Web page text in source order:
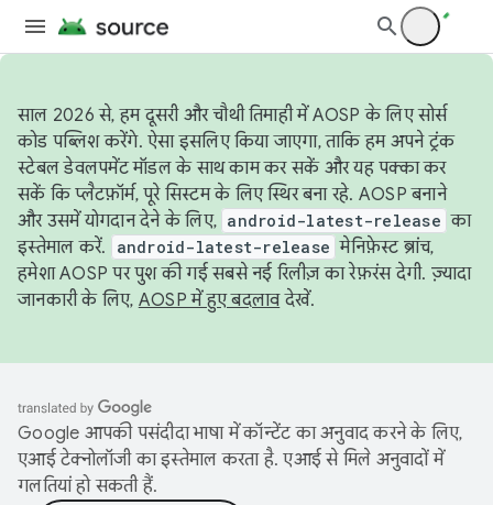
साल 2026 से, हम दूसरी और चौथी तिमाही में AOSP के लिए सोर्स
कोड पब्लिश करेंगे. ऐसा इसलिए किया जाएगा, ताकि हम अपने ट्रंक
स्टेबल डेवलपमेंट मॉडल के साथ काम कर सकें और यह पक्का कर
सकें कि प्लैटफ़ॉर्म, पूरे सिस्टम के लिए स्थिर बना रहे. AOSP बनाने
और उसमें योगदान देने के लिए, android-latest-release का
इस्तेमाल करें.
android-latest-release मेनिफ़ेस्ट ब्रांच,
हमेशा AOSP पर पुश की गई सबसे नई रिलीज़ का रेफ़रंस देगी. ज़्यादा
जानकारी के लिए, AOSP में हुए बदलावदेखें.
Google आपकी पसंदीदा भाषा में कॉन्टेंट का अनुवाद करने के लिए,
एआई टेक्नोलॉजी का इस्तेमाल करता है. एआई से मिले अनुवादों में
गलतियां हो सकती हैं.